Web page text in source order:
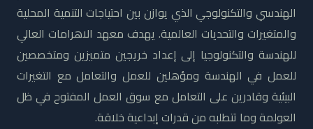
الهندسي والتكنولوجي الذي يوازن بين احتياجات التنمية المحلية
والمتغيرات والتحديات العالمية. يهدف معهد الاهرامات العالي
للهندسة والتكنولوجيا إلى إعداد خريجين متميزين ومتخصصين
للعمل في الهندسة ومؤهلين للعمل والتعامل مع التغيرات
البيئية وقادرين على التعامل مع سوق العمل المفتوح في ظل
العولمة وما تتطلبه من قدرات إبداعية خلاقة.